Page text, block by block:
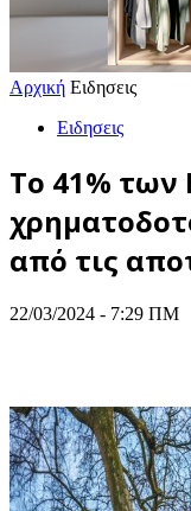
Αρχική Ειδησεις
Ειδησεις
Το 41%
από τις
22/03/2024 - 7:29 ΠΜ